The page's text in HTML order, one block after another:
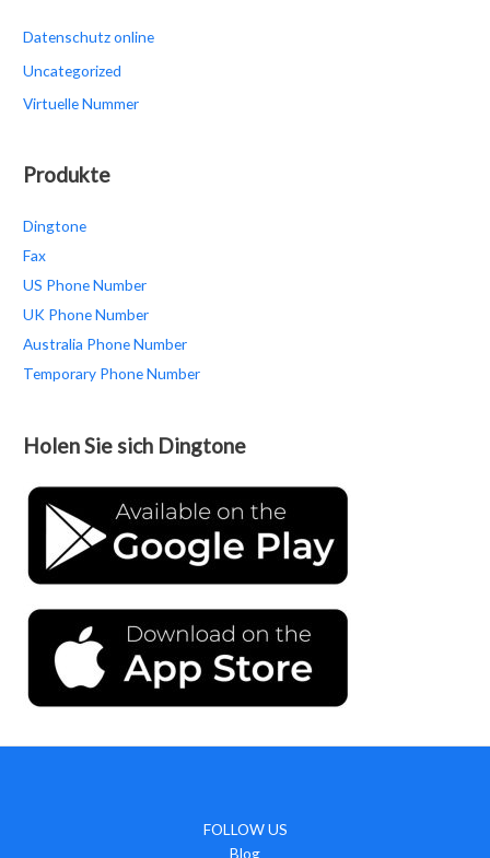
n
n
a
:
Datenschutz online
Uncategorized
Virtuelle Nummer
Produkte
Dingtone
Fax
US Phone Number
UK Phone Number
Australia Phone Number
Temporary Phone Number
Holen Sie sich Dingtone
FOLLOW US
Blog